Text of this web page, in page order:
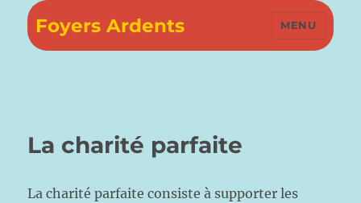
Foyers Ardents MENU
La charité parfaite
La charité parfaite consiste à supporter les